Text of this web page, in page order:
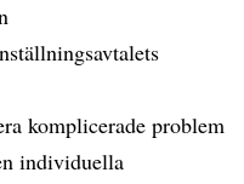
komplicerade problem
individuella